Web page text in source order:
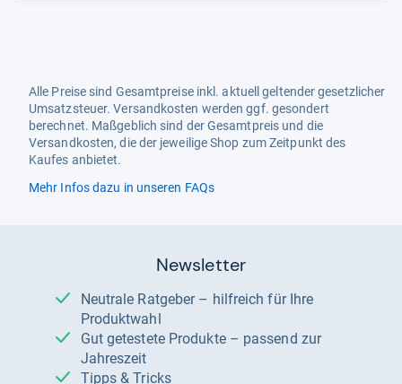
Alle Preise sind Gesamtpreise inkl. aktuell geltender gesetzlicher
Umsatzsteuer. Versandkosten werden ggf. gesondert
berechnet. Maßgeblich sind der Gesamtpreis und die
Versandkosten, die der jeweilige Shop zum Zeitpunkt des
Kaufes anbietet.
Mehr Infos dazu in unseren FAQs
Newsletter
Neutrale Ratgeber – hilfreich für Ihre
Produktwahl
Gut getestete Produkte – passend zur
Jahreszeit
Tipps & Tricks